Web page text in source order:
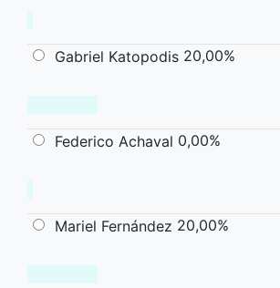
Gabriel Katopodis 20,00%
Federico Achaval 0,00%
Mariel Fernández 20,00%